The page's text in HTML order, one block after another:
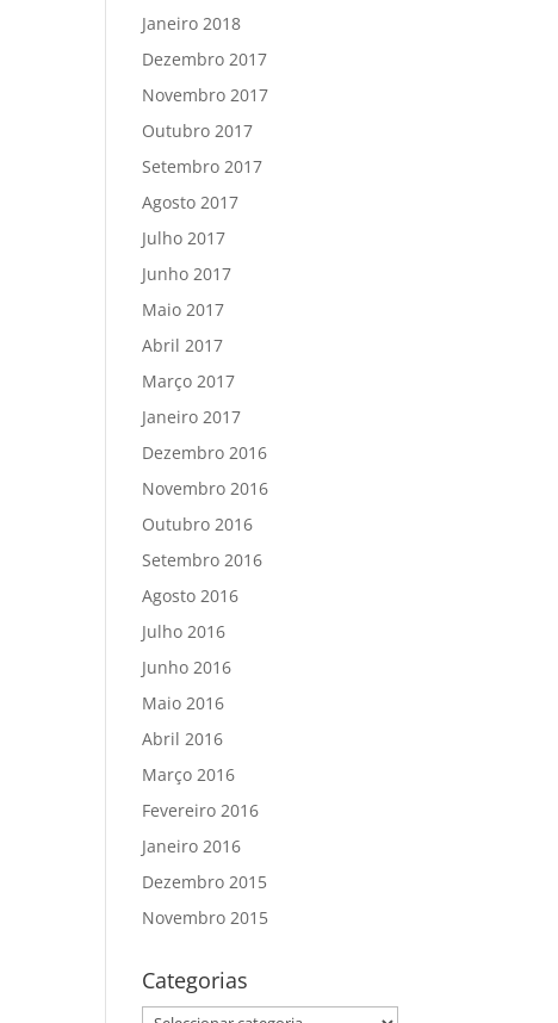
Janeiro 2018
Dezembro 2017
Novembro 2017
Outubro 2017
Setembro 2017
Agosto 2017
Julho 2017
Junho 2017
Maio 2017
Abril 2017
Março 2017
Janeiro 2017
Dezembro 2016
Novembro 2016
Outubro 2016
Setembro 2016
Agosto 2016
Julho 2016
Junho 2016
Maio 2016
Abril 2016
Março 2016
Fevereiro 2016
Janeiro 2016
Dezembro 2015
Novembro 2015
Categorias